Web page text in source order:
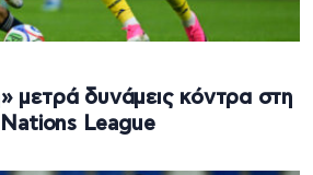
μετρά δυνάμεις κόντρα στη
Nations League